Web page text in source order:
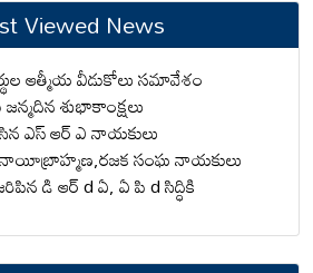
Viewed News
ఆత్మీయ వీడుకోలు సమావేశం
శుభాకాంక్షలు
ఎస్ ఆర్ ఎ నాయకులు
నాయీబ్రాహ్మణ,రజక సంఘ నాయకులు
డి ఆర్ d ఏ, ఏ పి d సిద్ధికి